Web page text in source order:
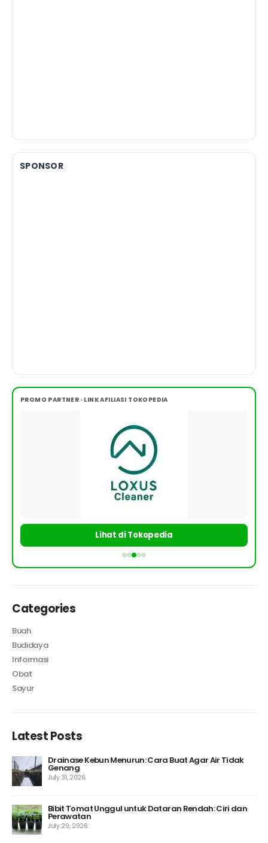
SPONSOR
PROMO PARTNER · LINK AFILIASI TOKOPEDIA
Lihat di Tokopedia
Categories
Buah
Budidaya
Informasi
Obat
Sayur
Latest Posts
Drainase Kebun Menurun: Cara Buat Agar Air Tidak
Genang
July 31, 2026
Bibit Tomat Unggul untuk Dataran Rendah: Ciri dan
Perawatan
July 29, 2026